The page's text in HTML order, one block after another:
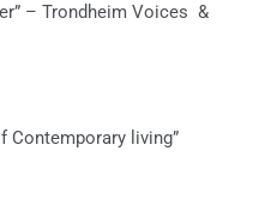
– Trondheim Voices &
Contemporary living”